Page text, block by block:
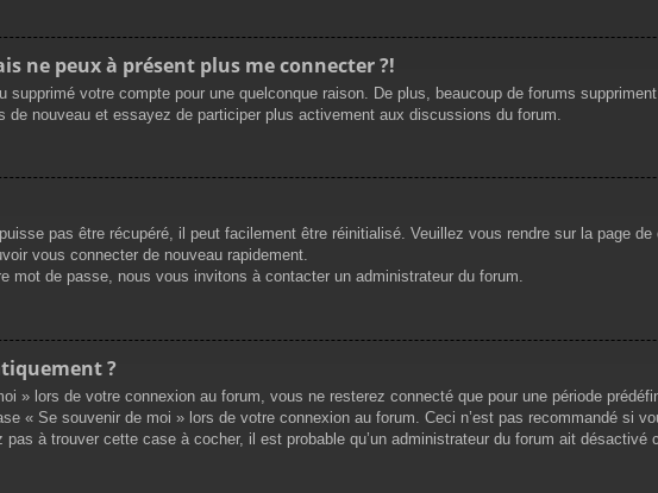
ne peux à présent plus me connecter ?!
supprimé votre compte pour une quelconque raison. De plus, beaucoup de forums
nouveau et essayez de participer plus activement aux discussions du forum.
pas être récupéré, il peut facilement être réinitialisé. Veuillez vous rendre sur la page
vous connecter de nouveau rapidement.
mot de passe, nous vous invitons à contacter un administrateur du forum.
?
» lors de votre connexion au forum, vous ne resterez connecté que pour une période
« Se souvenir de moi » lors de votre connexion au forum. Ceci n’est pas recommandé si
à trouver cette case à cocher, il est probable qu’un administrateur du forum ait désactivé